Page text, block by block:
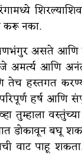
करू नका.
असते आणि
अमर्त्य आणि
तेच हस्तगत
हर्ष आणि
तुम्हाला
डोकावून बघू
वाट पाहू